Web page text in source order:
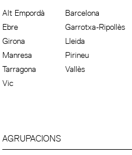
Alt Empordà
Barcelona
Ebre
Garrotxa-Ripollès
Girona
Lleida
Manresa
Pirineu
Tarragona
Vallès
Vic
AGRUPACIONS